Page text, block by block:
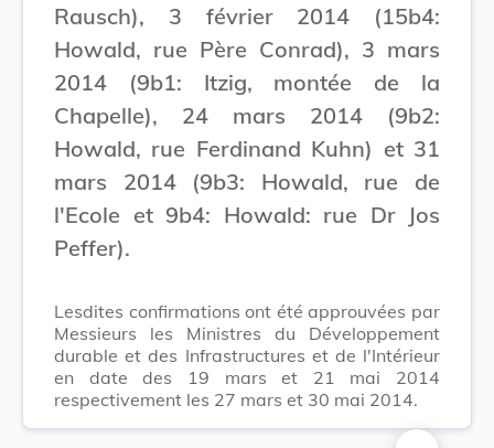
Rausch), 3 février 2014 (15b4:
Howald, rue Père Conrad), 3 mars
2014 (9b1: Itzig, montée de la
Chapelle), 24 mars 2014 (9b2:
Howald, rue Ferdinand Kuhn) et 31
mars 2014 (9b3: Howald, rue de
l'Ecole et 9b4: Howald: rue Dr Jos
Peffer).
Lesdites confirmations ont été approuvées par
Messieurs les Ministres du Développement
durable et des Infrastructures et de l'Intérieur
en date des 19 mars et 21 mai 2014
respectivement les 27 mars et 30 mai 2014.